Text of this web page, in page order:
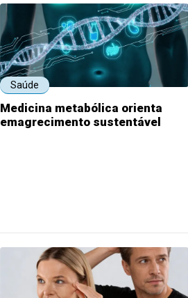
Saúde
Medicina metabólica orienta
emagrecimento sustentável